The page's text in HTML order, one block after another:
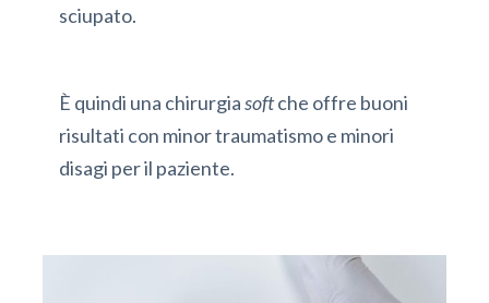
sciupato.
È quindi una chirurgiasoftche offre buoni
risultati con minor traumatismo e minori
disagi per il paziente.